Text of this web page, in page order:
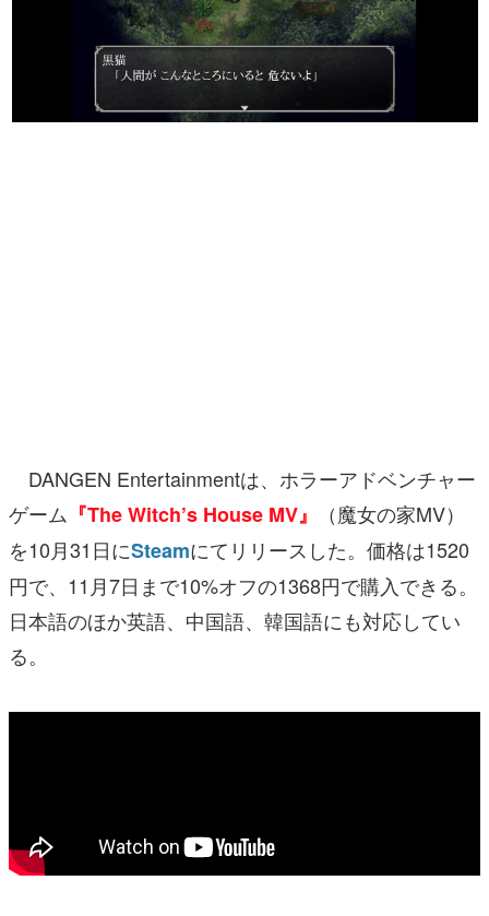
若ゲのいたり〜ゲームクリエイターの青春〜
『うつヌケ』『ペンと箸』等で知られるマンガ家・田中圭
一先生によるゲーム業界レポートマンガです。
なんでゲームは面白い？
アプリレビュー
その他
電ファミニコゲーマーとは？
運営：株式会社マレ
DANGEN Entertainmentは、ホラーアドベンチャー
ゲーム 『The Witch’s House MV』
（魔女の家MV）
を10月31日にSteamにてリリースした。価格は1520
円で、11月7日まで10%オフの1368円で購入できる。
日本語のほか英語、中国語、韓国語にも対応してい
る。